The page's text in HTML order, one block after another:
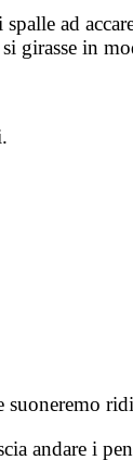
ad
girasse in
suoneremo
andare i